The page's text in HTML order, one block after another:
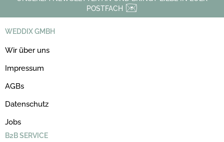
POSTFACH
WEDDIX GMBH
Wir über uns
Impressum
AGBs
Datenschutz
Jobs
B2B SERVICE